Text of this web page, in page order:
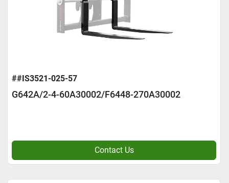
##IS3521-025-57
G642A/2-4-60A30002/F6448-270A30002
Contact Us